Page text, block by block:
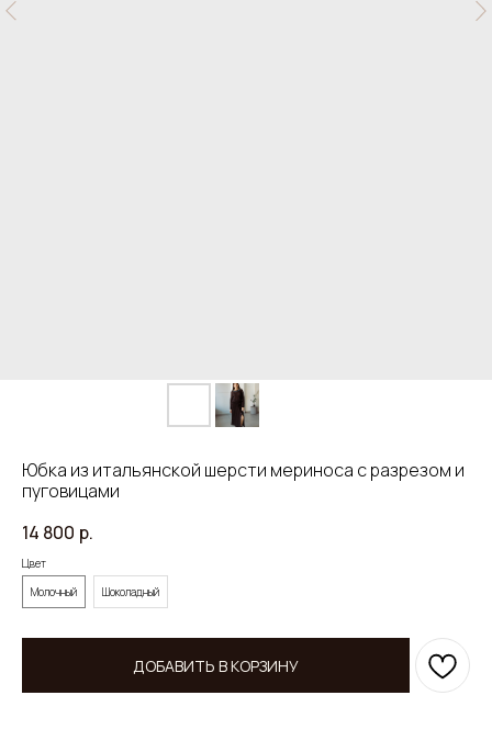
Юбка из итальянской шерсти мериноса с разрезом и
пуговицами
14 800 р.
Цвет
Молочный
Шоколадный
ДОБАВИТЬ В КОРЗИНУ